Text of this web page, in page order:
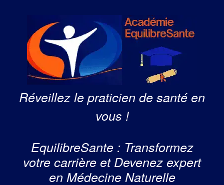
Réveillez le praticien de santé en
vous !
EquilibreSante : Transformez
votre carrière et Devenez expert
en Médecine Naturelle